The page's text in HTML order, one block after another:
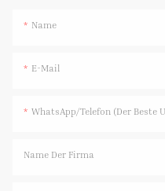
Name
E-Mail
WhatsApp/Telefon (Der Beste Und
Name Der Firma